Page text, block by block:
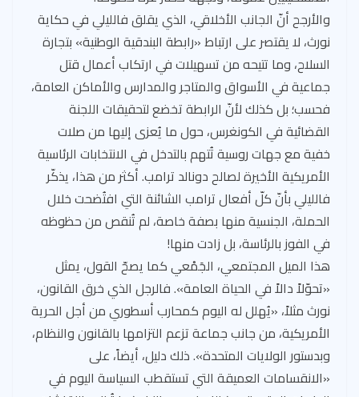
والأرجح أنّ الجانب الأخلاقي، الذي يقلق فالليلي في حكاية
نورث، لا يقتصر على ارتباط «رابطة البندقية الوطنية» بتجارة
السلاح، وما تتيحه من تسهيلات في ارتكاب أعمال قتل
جماعية في الأسواق والمتاجر والمدارس والأماكن العامة،
فحسب؛ بل كذلك لأنّ الرابطة تخضع لتحقيقات اللجنة
القضائية في الكونغرس، حول ما يُعزى إليها من صلات
خفية مع جهات روسية تُتهم بالتدخل في الانتخابات الرئاسية
الأمريكية الأخيرة لصالح دونالد ترامب. أكثر من هذا، يذكّر
فالليلي بأنّ كلّ أفعال ترامب الشائنة التي افتُضحت خلال
الحملة، الجنسية منها بصفة خاصة، لم تُنقص من حظوظه
في الفوز بالرئاسة، بل زادت منها!
هذا الميل المجتمعي، الجَمْعي كما يصحّ القول، يمثل
«تحوّلاً دالاً في الحياة العامة». فالرجل الذي خرق القانون،
نورث مثلاً، «يُهلل له اليوم كمحارب أسطوري من أجل الحرية
الأمريكية، من جانب جماعة تزعم التزامها بالقانون والنظام،
وبدستور الولايات المتحدة». ذلك دليل، أيضاً، على
«الانقسامات العميقة التي تستقطب السياسة اليوم في